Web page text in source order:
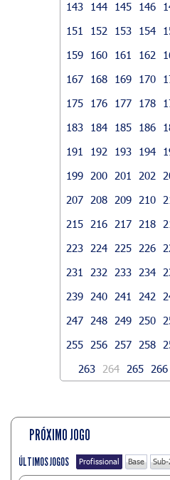
143
144 145 146
151
152 153 154
159
160 161 162
167
168 169 170
175
176 177 178
183
184 185 186
191
192 193 194
199
200 201 202
207
208 209 210
215
216 217 218
223
224 225 226
231
232 233 234
239
240 241 242
247
248 249 250
255
256 257 258
263
264 265 266
PRÓXIMO JOGO
ÚLTIMOS JOGOS Profissional Base